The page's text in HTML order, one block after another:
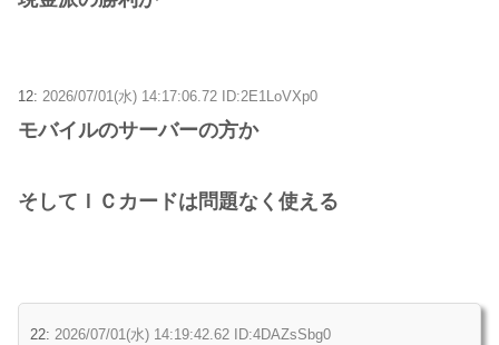
12: 2026/07/01(水) 14:17:06.72 ID:2E1LoVXp0
モバイルのサーバーの方か
そしてＩＣカードは問題なく使える
22: 2026/07/01(水) 14:19:42.62 ID:4DAZsSbg0